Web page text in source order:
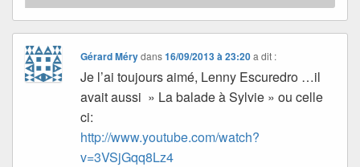
Gérard Mérydans16/09/2013 à 23:20 a dit :
Je l’ai toujours aimé, Lenny Escuredro …il
avait aussi » La balade à Sylvie » ou celle
ci:
http://www.youtube.com/watch?
v=3VSjGqq8Lz4